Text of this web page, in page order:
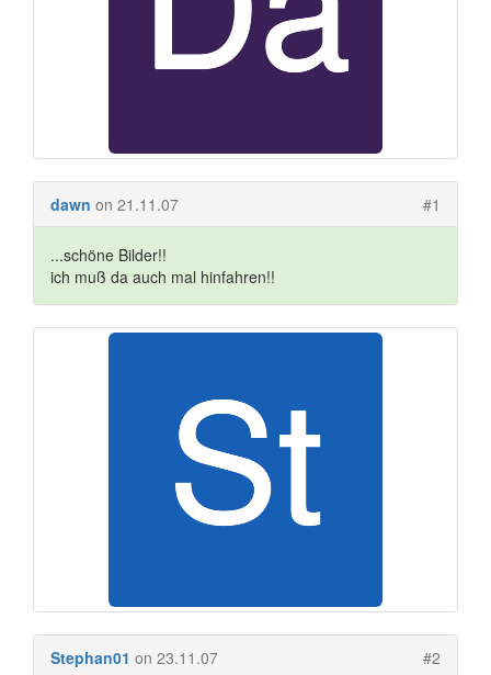
dawn on 21.11.07 #1
...schöne Bilder!!
ich muß da auch mal hinfahren!!
Stephan01 on 23.11.07 #2